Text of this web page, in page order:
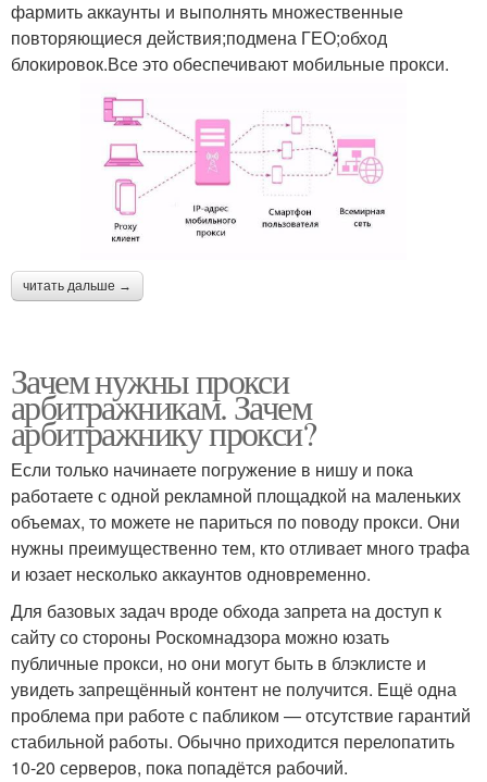
фармить аккаунты и выполнять множественные
повторяющиеся действия;подмена ГЕО;обход
блокировок.Все это обеспечивают мобильные прокси.
читать дальше →
Зачем нужны прокси
арбитражникам. Зачем
арбитражнику прокси?
Если только начинаете погружение в нишу и пока
работаете с одной рекламной площадкой на маленьких
объемах, то можете не париться по поводу прокси. Они
нужны преимущественно тем, кто отливает много трафа
и юзает несколько аккаунтов одновременно.
Для базовых задач вроде обхода запрета на доступ к
сайту со стороны Роскомнадзора можно юзать
публичные прокси, но они могут быть в блэклисте и
увидеть запрещённый контент не получится. Ещё одна
проблема при работе с пабликом — отсутствие гарантий
стабильной работы. Обычно приходится перелопатить
10-20 серверов, пока попадётся рабочий.